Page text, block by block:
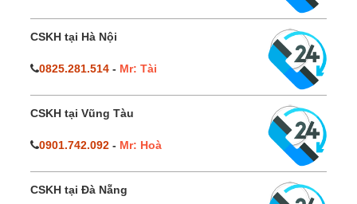
CSKH tại Hà Nội
0825.281.514 - Mr: Tài
CSKH tại Vũng Tàu
0901.742.092 - Mr: Hoà
CSKH tại Đà Nẵng